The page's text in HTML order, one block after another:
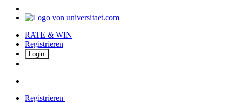
RATE & WIN
Registrieren
Login
Registrieren